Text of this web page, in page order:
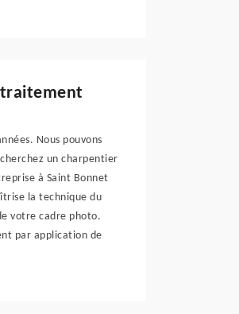
Nous pouvons
un charpentier
à Saint Bonnet
la technique du
votre cadre photo.
par application de